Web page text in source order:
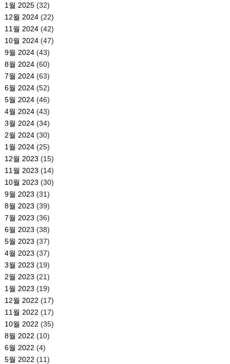
1월 2025(32)
12월 2024(22)
11월 2024(42)
10월 2024(47)
9월 2024(43)
8월 2024(60)
7월 2024(63)
6월 2024(52)
5월 2024(46)
4월 2024(43)
3월 2024(34)
2월 2024(30)
1월 2024(25)
12월 2023 (15)
11월 2023 (14)
10월 2023 (30)
9월 2023 (31)
8월 2023 (39)
7월 2023 (36)
6월 2023 (38)
5월 2023 (37)
4월 2023 (37)
3월 2023 (19)
2월 2023 (21)
1월 2023 (19)
12월 2022 (17)
11월 2022 (17)
10월 2022 (35)
8월 2022 (10)
6월 2022 (4)
5월 2022 (11)